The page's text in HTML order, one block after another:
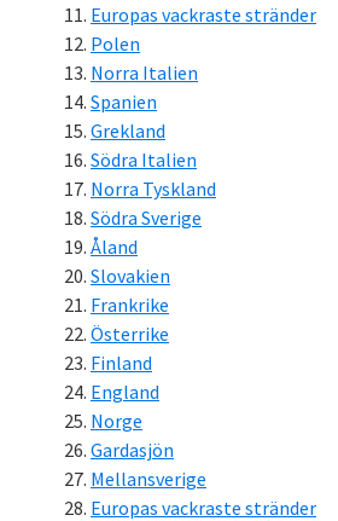
Europas vackraste stränder
Polen
Norra Italien
Spanien
Grekland
Södra Italien
Norra Tyskland
Södra Sverige
Åland
Slovakien
Frankrike
Österrike
Finland
England
Norge
Gardasjön
Mellansverige
Europas vackraste stränder